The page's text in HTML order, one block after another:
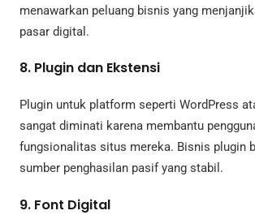
menawarkan peluang bisnis yang
pasar digital.
8. Plugin dan Ekstensi
Plugin untuk platform seperti WordPress
sangat diminati karena membantu
fungsionalitas situs mereka. Bisnis plugin
sumber penghasilan pasif yang stabil.
9. Font Digital